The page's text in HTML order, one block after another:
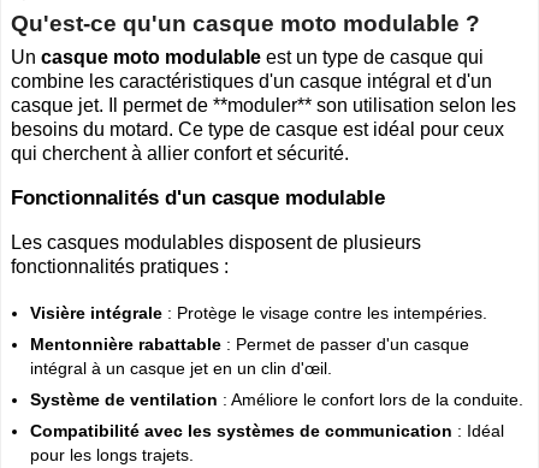
Qu'est-ce qu'un casque moto modulable ?
Uncasque moto modulable est un type de casque qui
combine les caractéristiques d'un casque intégral et d'un
casque jet. Il permet de **moduler** son utilisation selon les
besoins du motard. Ce type de casque est idéal pour ceux
qui cherchent à allier confort et sécurité.
Fonctionnalités d'un casque modulable
Les casques modulables disposent de plusieurs
fonctionnalités pratiques :
Visière intégrale : Protège le visage contre les intempéries.
Mentonnière rabattable : Permet de passer d'un casque
intégral à un casque jet en un clin d'œil.
Système de ventilation : Améliore le confort lors de la conduite.
Compatibilité avec les systèmes de communication : Idéal
pour les longs trajets.